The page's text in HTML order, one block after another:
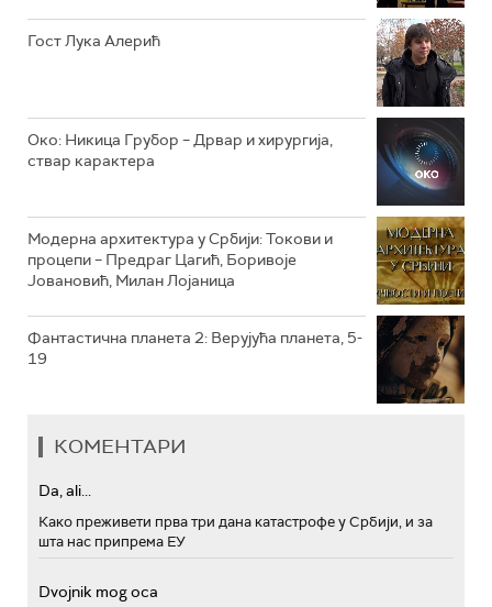
Гост Лука Алерић
Око: Никица Грубор – Дрвар и хирургија,
ствар карактера
Модерна архитектура у Србији: Токови и
процепи – Предраг Цагић, Боривоје
Јовановић, Милан Лојаница
Фантастична планета 2: Верујућа планета, 5-
19
КОМЕНТАРИ
Da, ali...
Како преживети прва три дана катастрофе у Србији, и за
шта нас припрема ЕУ
Dvojnik mog oca